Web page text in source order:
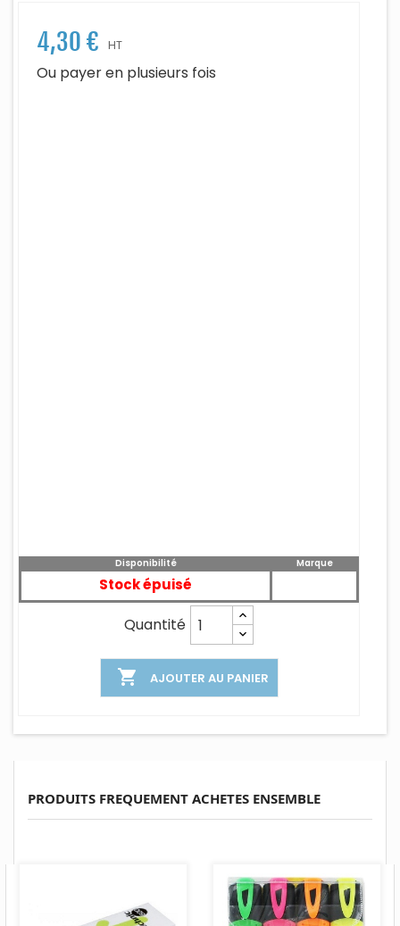
4,30 € HT
Ou payer en plusieurs fois
Disponibilité
Stock épuisé
Marque
Quantité
 AJOUTER AU PANIER
PRODUITS FREQUEMENT ACHETES ENSEMBLE